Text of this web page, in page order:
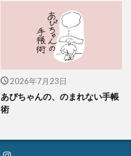
2026年7月23日
あぴちゃんの、のまれない手帳
術